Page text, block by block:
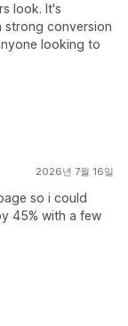
look. It's
strong conversion
looking to
2026년 7월 16일
so i could
45% with a few